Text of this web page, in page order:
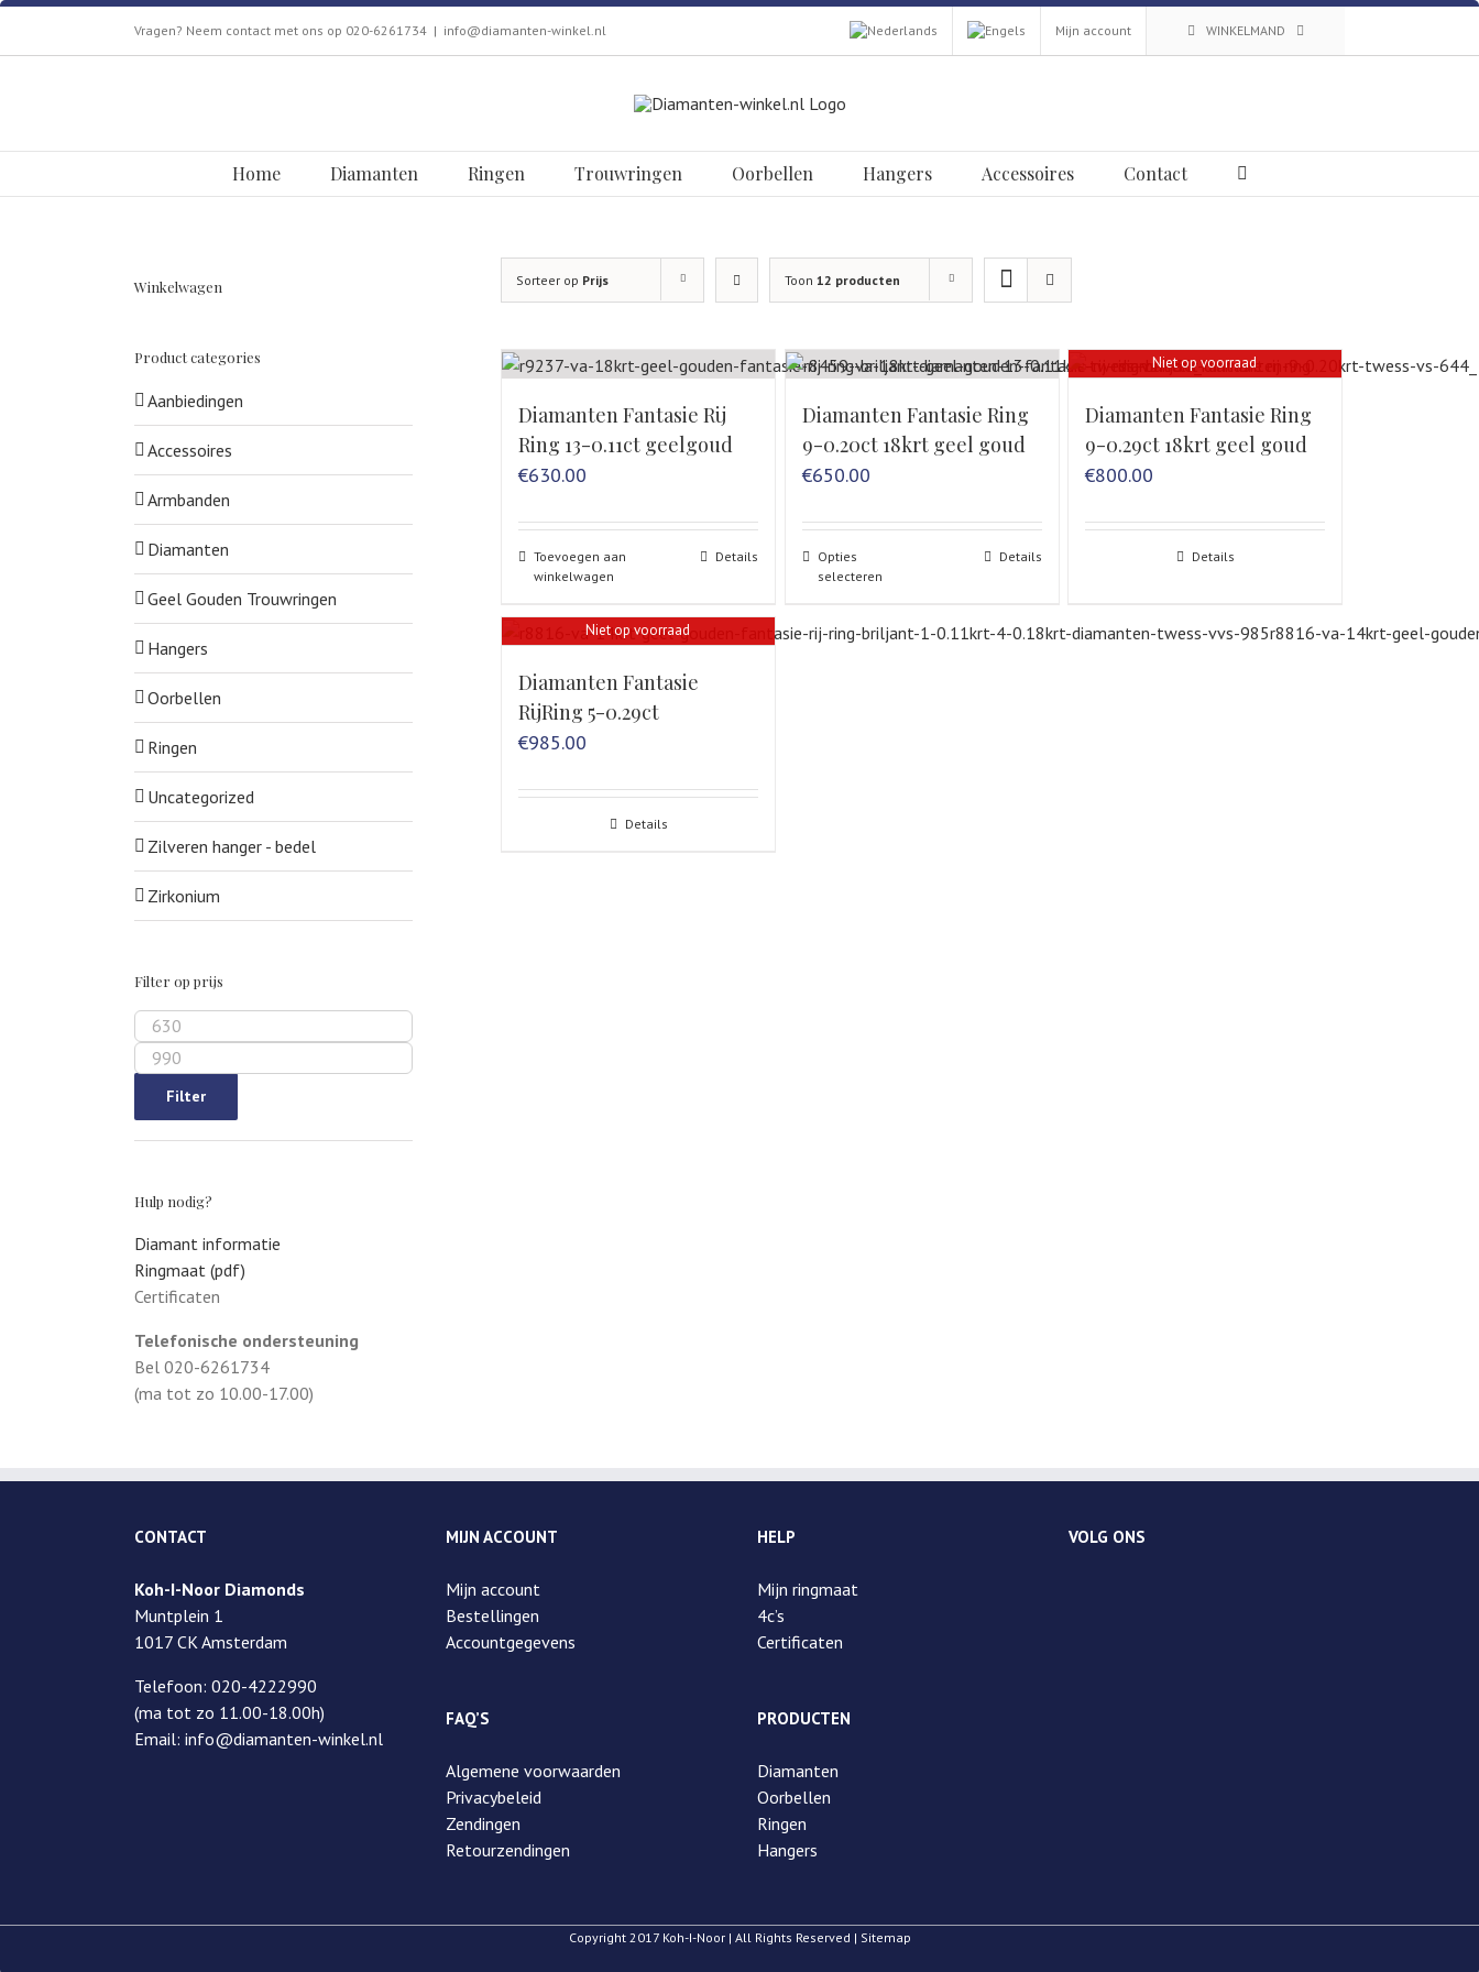
Skip
Vragen? Neem contact met ons op 020-6261734 | info@diamanten-winkel.nl Mijn account WINKELMAND
Home Diamanten Ringen Trouwringen Oorbellen Hangers Accessoires Contact
Sorteer op Prijs Toon 12 producten
Diamanten Fantasie Rij
Ring 13-0.11ct geelgoud
€630.00
Toevoegen aan
winkelwagen
Details
Diamanten Fantasie Ring
9-0.20ct 18krt geel goud
€650.00
Opties
selecteren
Details
Niet op voorraad
Diamanten Fantasie Ring
9-0.29ct 18krt geel goud
€800.00
Details
Niet op voorraad
Diamanten Fantasie
RijRing 5-0.29ct
€985.00
Details
Winkelwagen
Product categories
Aanbiedingen
Accessoires
Armbanden
Diamanten
Geel Gouden Trouwringen
Hangers
Oorbellen
Ringen
Uncategorized
Zilveren hanger - bedel
Zirkonium
Filter op prijs
Min.
prijs
Max.
prijs
Filter
Hulp nodig?
Diamant informatie
Ringmaat (pdf)
Certificaten
Telefonische ondersteuning
Bel 020-6261734
(ma tot zo 10.00-17.00)
CONTACT
Koh-I-Noor Diamonds
Muntplein 1
1017 CK Amsterdam
Telefoon: 020-4222990
(ma tot zo 11.00-18.00h)
Email: info@diamanten-winkel.nl
MIJN ACCOUNT
Mijn account
Bestellingen
Accountgegevens
FAQ’S
Algemene voorwaarden
Privacybeleid
Zendingen
Retourzendingen
HELP
Mijn ringmaat
4c’s
Certificaten
PRODUCTEN
Diamanten
Oorbellen
Ringen
Hangers
VOLG ONS
Copyright 2017 Koh-I-Noor | All Rights Reserved | Sitemap